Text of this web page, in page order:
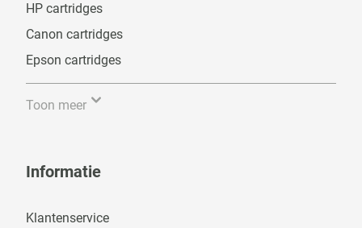
HP cartridges
Canon cartridges
Epson cartridges
Toon meer
Informatie
Klantenservice